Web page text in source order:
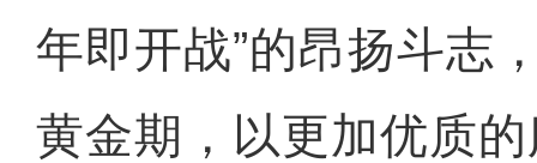
年即开战”的昂扬斗志
黄金期，以更加优质